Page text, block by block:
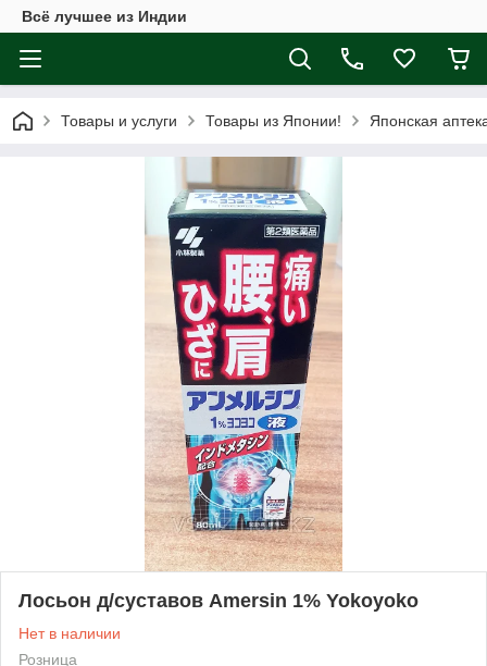
Всё лучшее из Индии
Товары и услуги Товары из Японии! Японская
Лосьон д/суставов Amersin 1% Yokoyoko
Нет в наличии
Розница